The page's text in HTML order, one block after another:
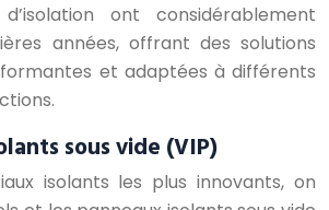
ont considérablement
années, offrant des solutions
et adaptées à différents
sous vide (VIP)
isolants les plus innovants, on